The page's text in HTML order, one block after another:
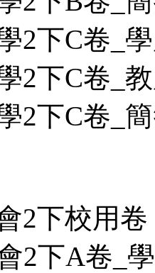
2下C卷_
2下C卷_
2下C卷_
2下校用卷
2下A卷_